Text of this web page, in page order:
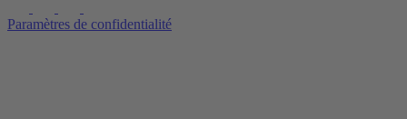
Paramètres de confidentialité